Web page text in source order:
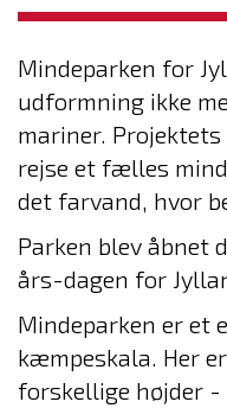
Mindeparken for
udformning ikke
mariner.
rejse et fælles
det farvand, hvor
Parken blev åbnet
års-dagen for
Mindeparken er et
kæmpeskala. Her
forskellige højder -